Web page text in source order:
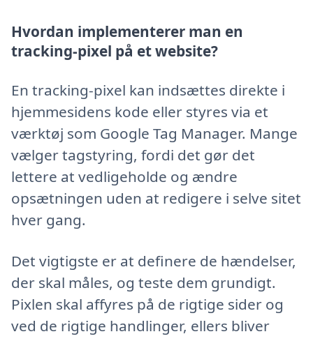
Hvordan implementerer man en
tracking-pixel på et website?
En tracking-pixel kan indsættes direkte i
hjemmesidens kode eller styres via et
værktøj som Google Tag Manager. Mange
vælger tagstyring, fordi det gør det
lettere at vedligeholde og ændre
opsætningen uden at redigere i selve sitet
hver gang.
Det vigtigste er at definere de hændelser,
der skal måles, og teste dem grundigt.
Pixlen skal affyres på de rigtige sider og
ved de rigtige handlinger, ellers bliver